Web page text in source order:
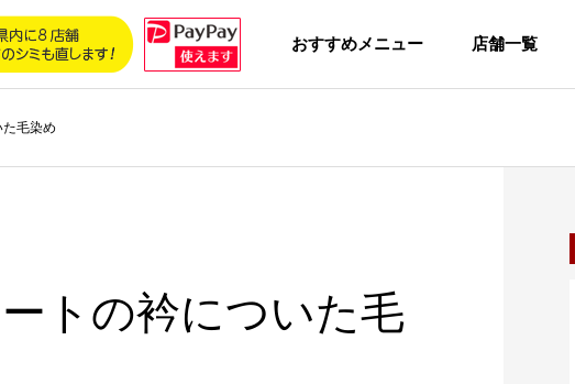
おすすめメニュー 店舗一覧
た毛染め
トの衿についた毛